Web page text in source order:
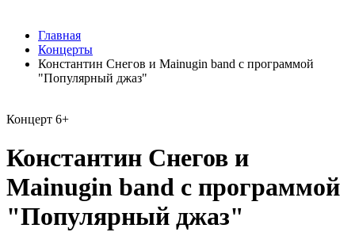
Главная
Концерты
Константин Снегов и Mainugin band с программой
"Популярный джаз"
Концерт 6+
Константин Снегов и
Mainugin band с программой
"Популярный джаз"